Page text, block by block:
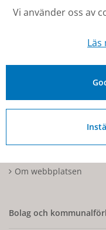
Organisationsnummer:
Kontakta oss
Om webbplatsen
Bolag och
Vi använder oss av
Läs